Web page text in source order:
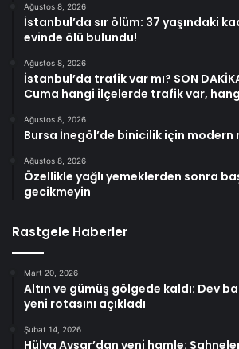
Ağustos 8, 2026
İstanbul’da sır ölüm: 37 yaşındaki
evinde ölü bulundu!
Ağustos 8, 2026
İstanbul’da trafik var mı? SON
Cuma hangi ilçelerde trafik var,
Ağustos 8, 2026
Bursa İnegöl’de binicilik için modern
Ağustos 8, 2026
Özellikle yağlı yemeklerden sonra
gecikmeyin
Rastgele Haberler
Mart 20, 2026
Altın ve gümüş gölgede kaldı: Dev
yeni rotasını açıkladı
Şubat 14, 2026
Hülya Avşar’dan yeni hamle: